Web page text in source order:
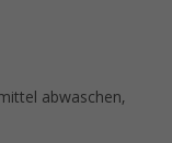
abwaschen,